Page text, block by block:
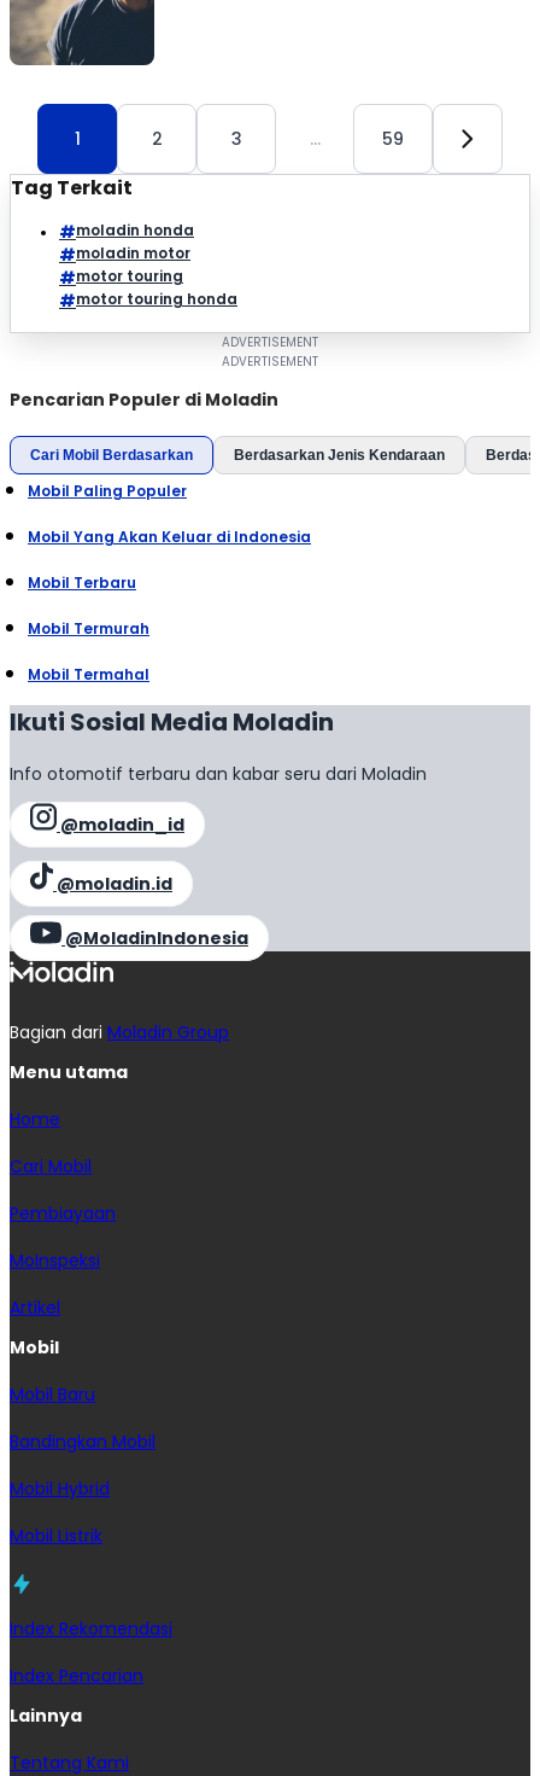
1 2 3 … 59
Tag Terkait
moladin honda
moladin motor
motor touring
motor touring honda
Pencarian Populer di Moladin
Cari Mobil Berdasarkan Berdasarkan Jenis Kendaraan
Mobil Paling Populer
Mobil Yang Akan Keluar di Indonesia
Mobil Terbaru
Mobil Termurah
Mobil Termahal
Ikuti Sosial Media Moladin
Info otomotif terbaru dan kabar seru dari Moladin
@moladin_id
@moladin.id
@MoladinIndonesia
Bagian dari Moladin Group
Menu utama
Home
Cari Mobil
Pembiayaan
MoInspeksi
Artikel
Mobil
Mobil Baru
Bandingkan Mobil
Mobil Hybrid
Mobil Listrik
Index Rekomendasi
Index Pencarian
Lainnya
Tentang Kami